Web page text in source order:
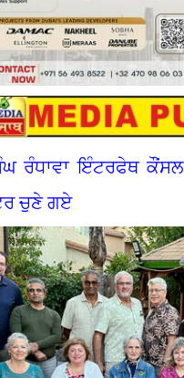
ਰੰਧਾਵਾ ਇੰਟਰਫੇਥ
ਚੁਣੇ ਗਏ